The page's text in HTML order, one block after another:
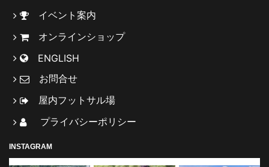
イベント案内
オンラインショップ
ENGLISH
お問合せ
屋内フットサル場
プライバシーポリシー
INSTAGRAM